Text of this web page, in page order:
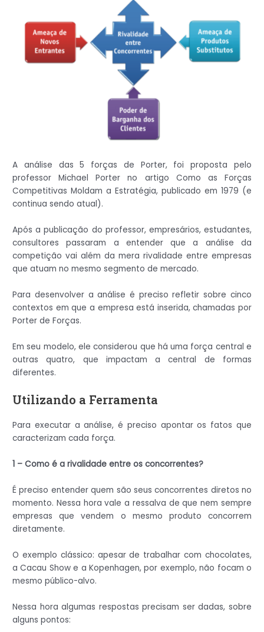
A análise das 5 forças de Porter, foi proposta pelo
professor Michael Porter no artigo Como as Forças
Competitivas Moldam a Estratégia, publicado em 1979 (e
continua sendo atual).
Após a publicação do professor, empresários, estudantes,
consultores passaram a entender que a análise da
competição vai além da mera rivalidade entre empresas
que atuam no mesmo segmento de mercado.
Para desenvolver a análise é preciso refletir sobre cinco
contextos em que a empresa está inserida, chamadas por
Porter de Forças.
Em seu modelo, ele considerou que há uma força central e
outras quatro, que impactam a central de formas
diferentes.
Utilizando a Ferramenta
Para executar a análise, é preciso apontar os fatos que
caracterizam cada força.
1 – Como é a rivalidade entre os concorrentes?
É preciso entender quem são seus concorrentes diretos no
momento. Nessa hora vale a ressalva de que nem sempre
empresas que vendem o mesmo produto concorrem
diretamente.
O exemplo clássico: apesar de trabalhar com chocolates,
a Cacau Show e a Kopenhagen, por exemplo, não focam o
mesmo público-alvo.
Nessa hora algumas respostas precisam ser dadas, sobre
alguns pontos: